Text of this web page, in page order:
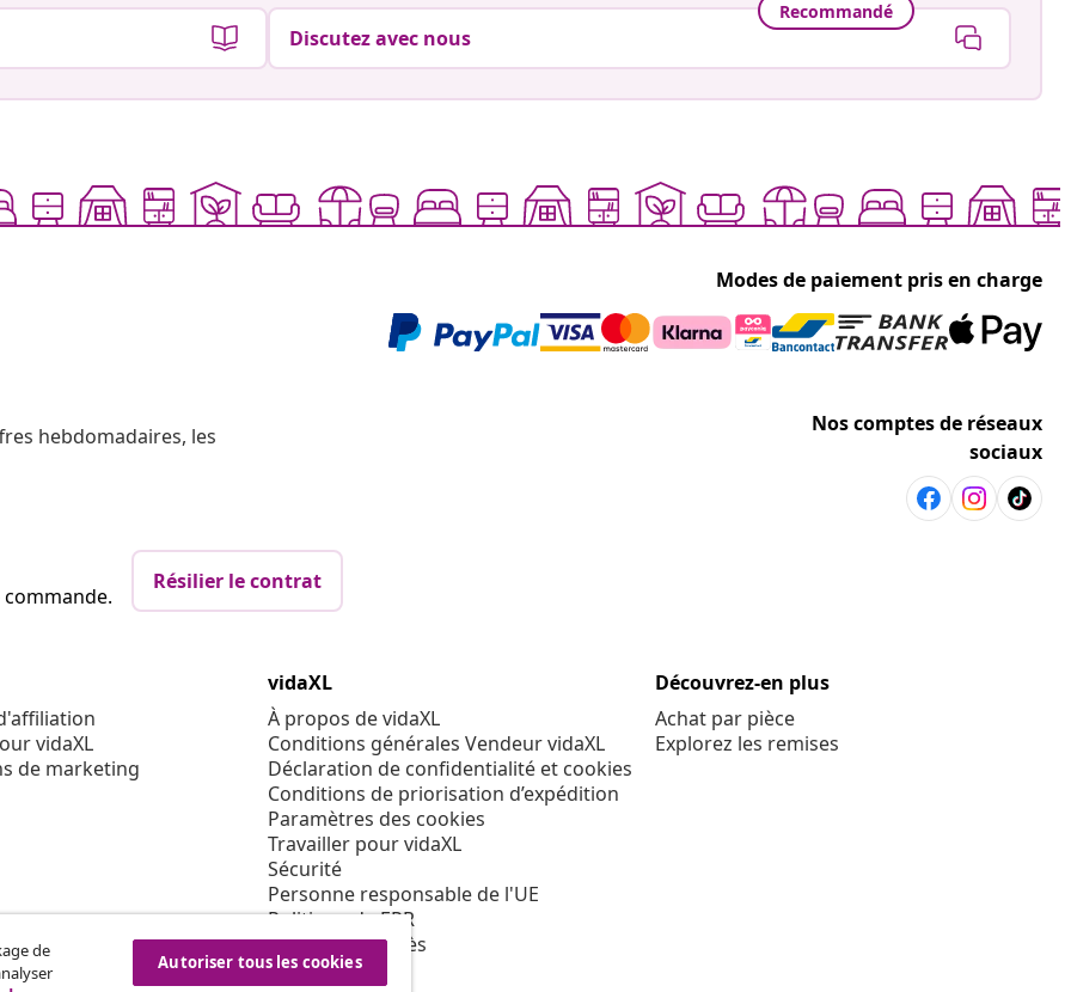
Recommandé
Discutez avec nous
Modes de paiement pris en charge
hebdomadaires, les
Nos comptes de réseaux
sociaux
Résilier le contrat
vidaXL
de marketing
vidaXL
À propos de vidaXL
Conditions générales Vendeur vidaXL
Déclaration de confidentialité et cookies
Conditions de priorisation d’expédition
Paramètres des cookies
Travailler pour vidaXL
Sécurité
Personne responsable de l'UE
Politique de EPR
Condition d'accès
Découvrez-en plus
Achat par pièce
Explorez les remises
de
Autoriser tous les cookies